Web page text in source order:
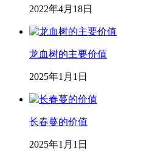
2022年4月18日
龙血树的主要价值
2025年1月1日
长春蔓的价值
2025年1月1日